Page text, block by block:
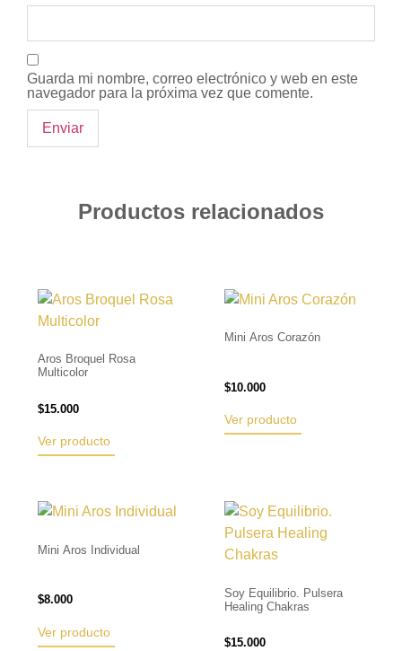
Guarda mi nombre, correo electrónico y web en este
navegador para la próxima vez que comente.
Productos relacionados
Aros Broquel Rosa
Multicolor
$15.000
Ver producto
Mini Aros Corazón
$10.000
Ver producto
Mini Aros Individual
$8.000
Ver producto
Soy Equilibrio. Pulsera
Healing Chakras
$15.000